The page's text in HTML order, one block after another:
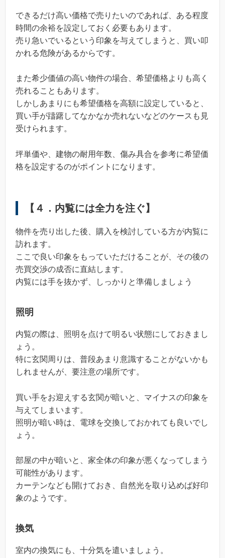
できるだけ高い価格で売りたいのであれば、ある程度
時間の余裕を設定しておく必要もあります。
売り急いでいるという印象を与えてしまうと、買い叩
かれる危険があるからです。
また希少価値の高い物件の場合、希望価格よりも高く
売れることもあります。
しかしあまりにも希望価格を高額に設定していると、
買い手が躊躇してなかなか売れないなどのケースも見
受けられます。
坪単価や、建物の耐用年数、傷み具合を参考に希望価
格を設定するのがポイントになります。
【４．内覧には全力を注ぐ】
物件を売り出した後、購入を検討している方が内覧に
訪れます。
ここで良い印象をもっていただけることが、その後の
売買交渉の成否に直結します。
内覧には手を抜かず、しっかりと準備しましょう
照明
内覧の際は、照明を点けて明るい状態にしておきまし
ょう。
特に玄関周りは、普段あまり意識することがないかも
しれませんが、要注意の場所です。
買い手をお迎えする玄関が暗いと、マイナスの印象を
与えてしまいます。
照明が暗い時は、電球を交換しておかれても良いでし
ょう。
部屋の中が暗いと、家全体の印象が悪くなってしまう
可能性があります。
カーテンなども開けておき、自然光を取り込めば好印
象のようです。
換気
室内の換気にも、十分気を遣いましょう。